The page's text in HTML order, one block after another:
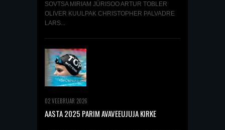
SOVTSA MIRIAM JÜRISOO ARTUR TOBLER
OLIVER KUULPAK CHRISTOPHER PALVADRE
LARS...
02 VEEBRUAR 2026
AASTA 2025 PARIM AVAVEEUJUJA KIRKE